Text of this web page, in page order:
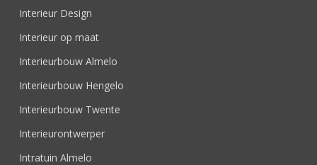
Interieur Design
Interieur op maat
Interieurbouw Almelo
Interieurbouw Hengelo
Interieurbouw Twente
Interieurontwerper
Intratuin Almelo